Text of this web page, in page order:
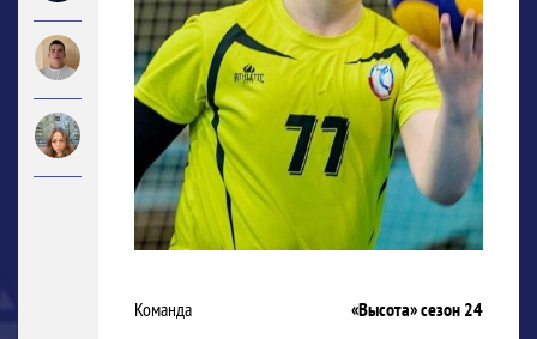
Команда «Высота» сезон 24